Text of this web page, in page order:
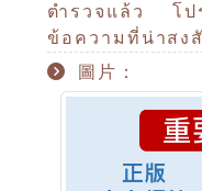
ตำรวจแล้ว โป
ข้อความที่น่าสง
圖片：